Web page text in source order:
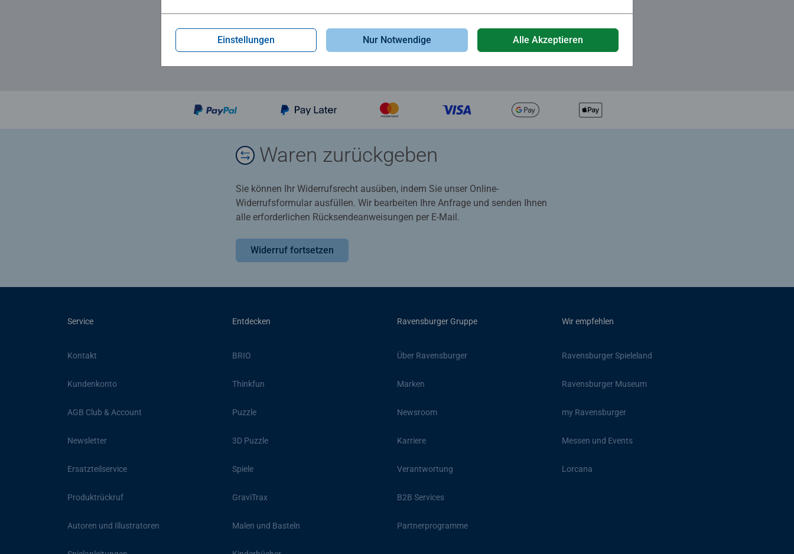
Waren zurückgeben
Sie können Ihr Widerrufsrecht ausüben, indem Sie unser Online-
Widerrufsformular ausfüllen. Wir bearbeiten Ihre Anfrage und senden Ihnen
alle erforderlichen Rücksendeanweisungen per E-Mail.
Widerruf fortsetzen
Service
Kontakt
Kundenkonto
AGB Club & Account
Newsletter
Ersatzteilservice
Produktrückruf
Autoren und Illustratoren
Entdecken
BRIO
Thinkfun
Puzzle
3D Puzzle
Spiele
GraviTrax
Malen und Basteln
Ravensburger Gruppe
Über Ravensburger
Marken
Newsroom
Karriere
Verantwortung
B2B Services
Partnerprogramme
Wir empfehlen
Ravensburger Spieleland
Ravensburger Museum
my Ravensburger
Messen und Events
Lorcana
Einstellungen Nur Notwendige Alle Akzeptieren